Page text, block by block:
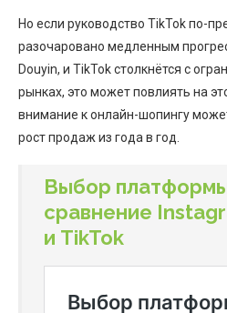
Но если руководство TikTok по-
разочаровано медленным
Douyin, и TikTok столкнётся с
рынках, это может повлиять на
внимание к онлайн-шопингу
рост продаж из года в год.
Выбор
сравнение
и TikTok